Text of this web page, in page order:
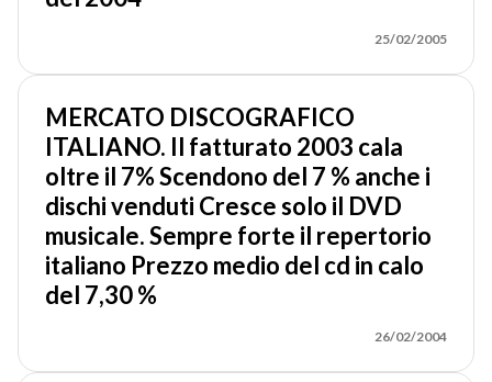
25/02/2005
MERCATO DISCOGRAFICO
ITALIANO. Il fatturato 2003 cala
oltre il 7% Scendono del 7 % anche i
dischi venduti Cresce solo il DVD
musicale. Sempre forte il repertorio
italiano Prezzo medio del cd in calo
del 7,30 %
26/02/2004